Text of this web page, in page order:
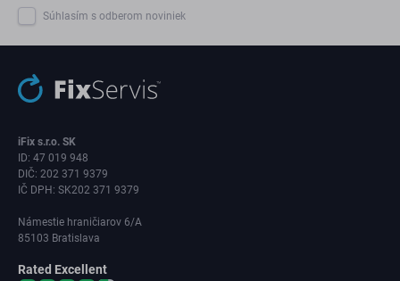
Súhlasím s odberom noviniek
iFix s.r.o. SK
ID: 47 019 948
DIČ: 202 371 9379
IČ DPH: SK202 371 9379
Námestie hraničiarov 6/A
85103 Bratislava
Rated Excellent